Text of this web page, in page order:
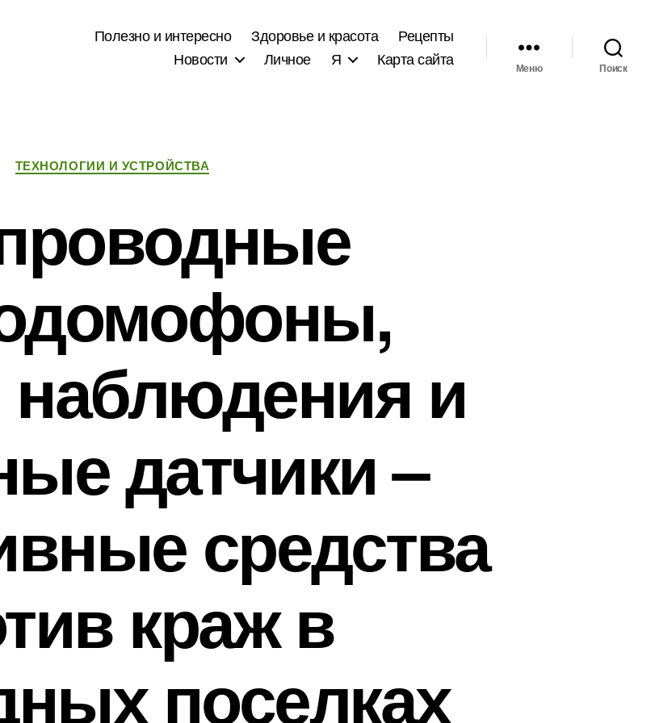
Полезно и интересно Здоровье и красота
Рецепты
Новости
Личное Я Карта сайта Меню Поиск
Рубрики
ТЕХНОЛОГИИ И УСТРОЙСТВА
и
датчики –
средства
краж в
поселках